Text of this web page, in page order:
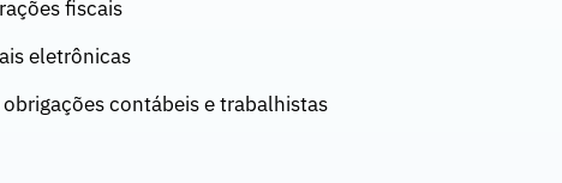
fiscais
eletrônicas
contábeis e trabalhistas